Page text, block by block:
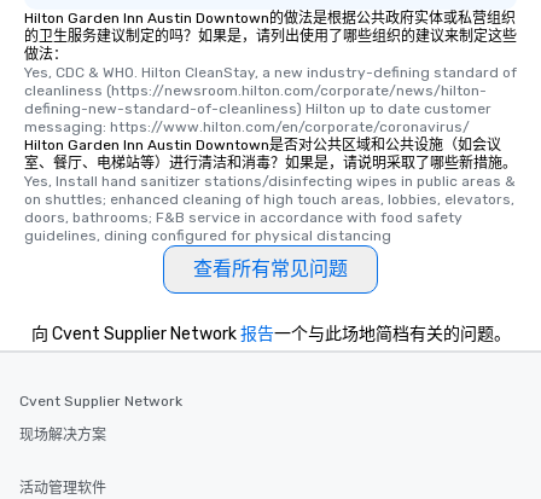
Hilton Garden Inn Austin Downtown的做法是根据公共政府实体或私营组织
的卫生服务建议制定的吗？如果是，请列出使用了哪些组织的建议来制定这些
做法：
Yes, CDC & WHO. Hilton CleanStay, a new industry-defining standard of
cleanliness (https://newsroom.hilton.com/corporate/news/hilton-
defining-new-standard-of-cleanliness) Hilton up to date customer
messaging: https://www.hilton.com/en/corporate/coronavirus/
Hilton Garden Inn Austin Downtown是否对公共区域和公共设施（如会议
室、餐厅、电梯站等）进行清洁和消毒？如果是，请说明采取了哪些新措施。
Yes, Install hand sanitizer stations/disinfecting wipes in public areas &
on shuttles; enhanced cleaning of high touch areas, lobbies, elevators,
doors, bathrooms; F&B service in accordance with food safety
guidelines, dining configured for physical distancing
查看所有常见问题
向 Cvent Supplier Network报告一个与此场地简档有关的问题。
Cvent Supplier Network
现场解决方案
活动管理软件